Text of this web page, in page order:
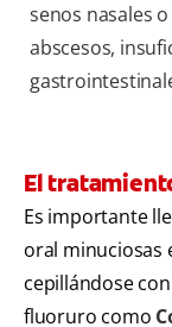
senos nasales
abscesos,
El
Es importante
oral minuciosas
cepillándose
fluoruro como